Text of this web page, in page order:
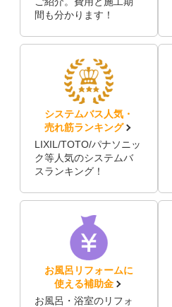
間も分かります！
システムバス人気・
売れ筋ランキング
LIXIL/TOTO/パナソニッ
ク等人気のシステムバ
スランキング！
お風呂リフォームに
使える補助金
お風呂・浴室のリフォ